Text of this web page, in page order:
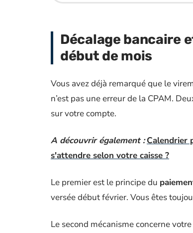
Décalage bancaire
début de mois
Vous avez déjà remarqué que le
n’est pas une erreur de la CPAM.
sur votre compte.
A découvrir également : Calendrier
s'attendre selon votre caisse ?
Le premier est le principe du
versée début février. Vous êtes
Le second mécanisme concerne